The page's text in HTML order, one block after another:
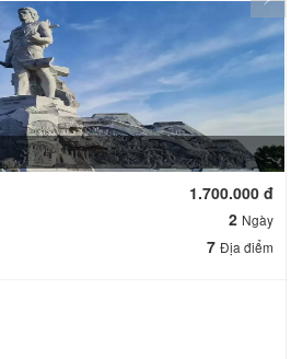
1.700.000 đ
2 Ngày
7 Địa điểm